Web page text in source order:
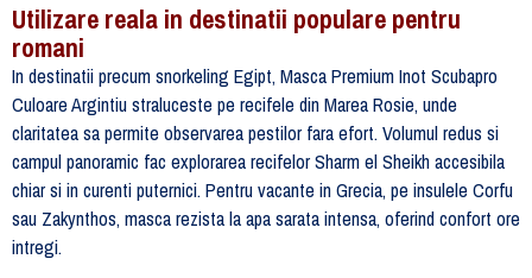
Utilizare reala in destinatii populare pentru
romani
In destinatii precum snorkeling Egipt, Masca Premium Inot Scubapro
Culoare Argintiu straluceste pe recifele din Marea Rosie, unde
claritatea sa permite observarea pestilor fara efort. Volumul redus si
campul panoramic fac explorarea recifelor Sharm el Sheikh accesibila
chiar si in curenti puternici. Pentru vacante in Grecia, pe insulele Corfu
sau Zakynthos, masca rezista la apa sarata intensa, oferind confort ore
intregi.